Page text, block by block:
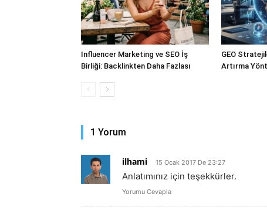
Influencer Marketing ve SEO İş
Birliği: Backlinkten Daha Fazlası
GEO
Artırma
1 Yorum
ilhami 15 Ocak 2017 De 23:27
Anlatımınız için teşekkürler.
Yorumu Cevapla